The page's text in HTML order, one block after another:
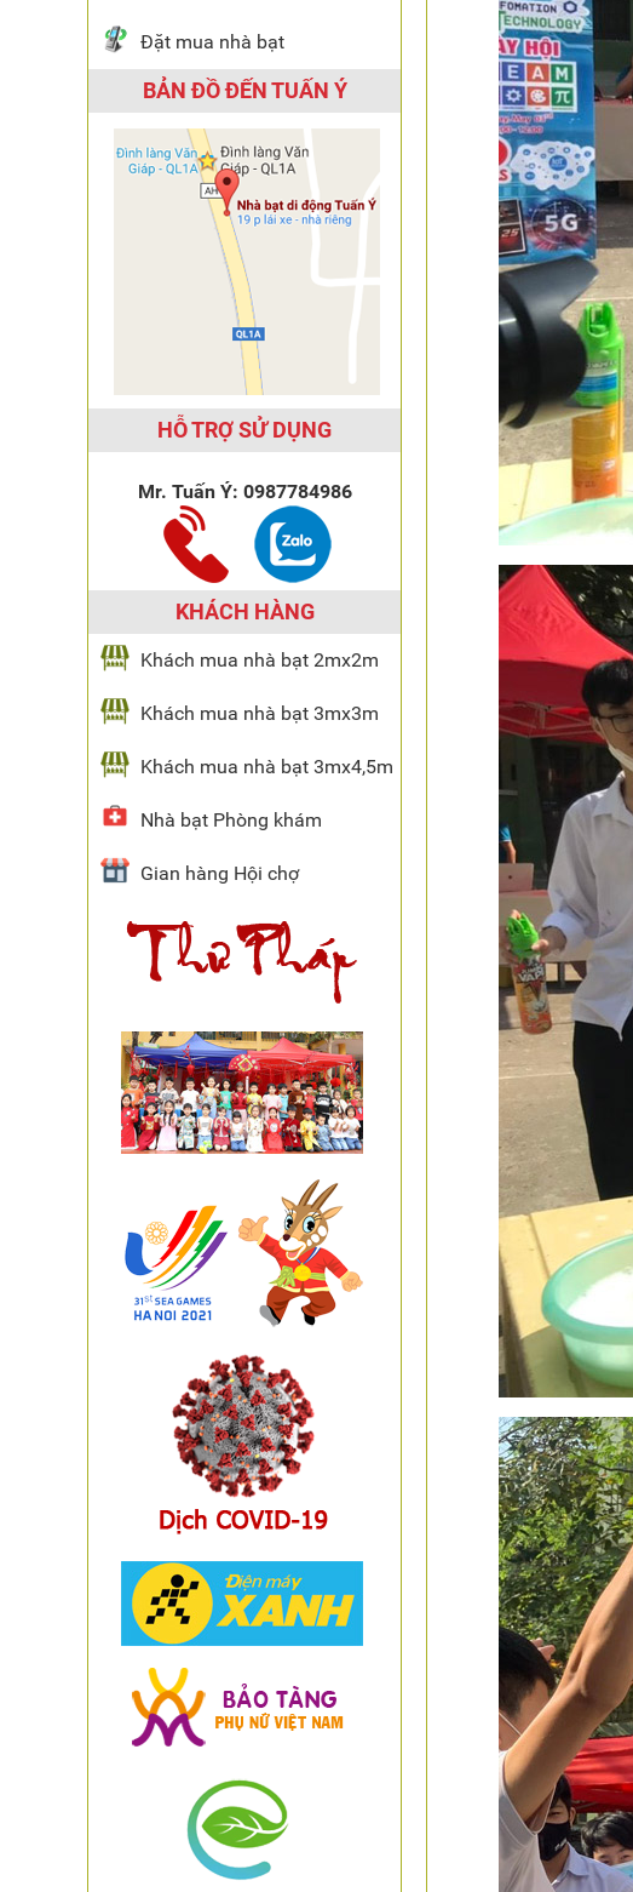
Đặt mua nhà bạt
BẢN ĐỒ ĐẾN TUẤN Ý
HỖ TRỢ SỬ DỤNG
Mr. Tuấn Ý: 0987784986
KHÁCH HÀNG
Khách mua nhà bạt 2mx2m
Khách mua nhà bạt 3mx3m
Khách mua nhà bạt 3mx4,5m
Nhà bạt Phòng khám
Gian hàng Hội chợ